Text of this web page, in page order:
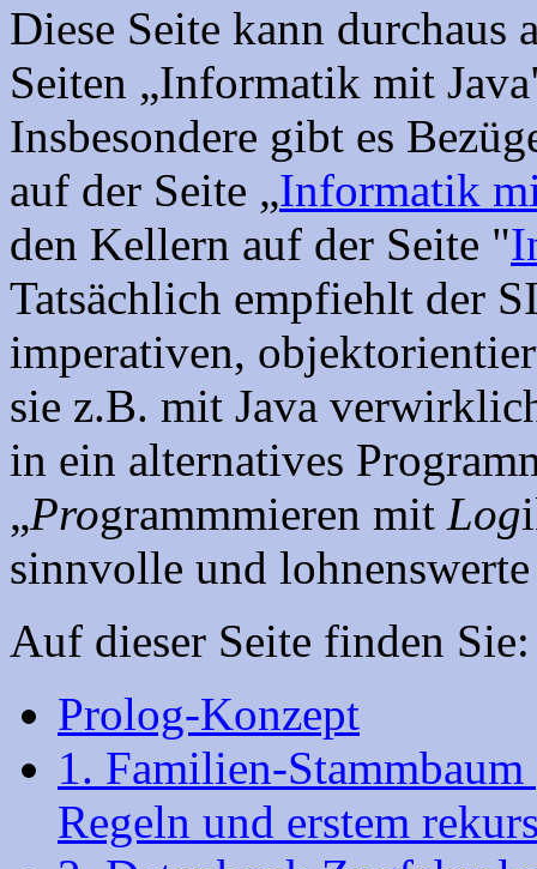
Diese Seite kann durchaus
Seiten „Informatik mit
Insbesondere gibt es
auf der Seite „Informatik
den Kellern auf der Seite "
Tatsächlich empfiehlt der
imperativen,
sie z.B. mit Java
in ein alternatives
„Programmmieren mit Log
sinnvolle und
Auf dieser Seite finden Sie:
Prolog-Konzept
1. Familien-
Regeln und erstem